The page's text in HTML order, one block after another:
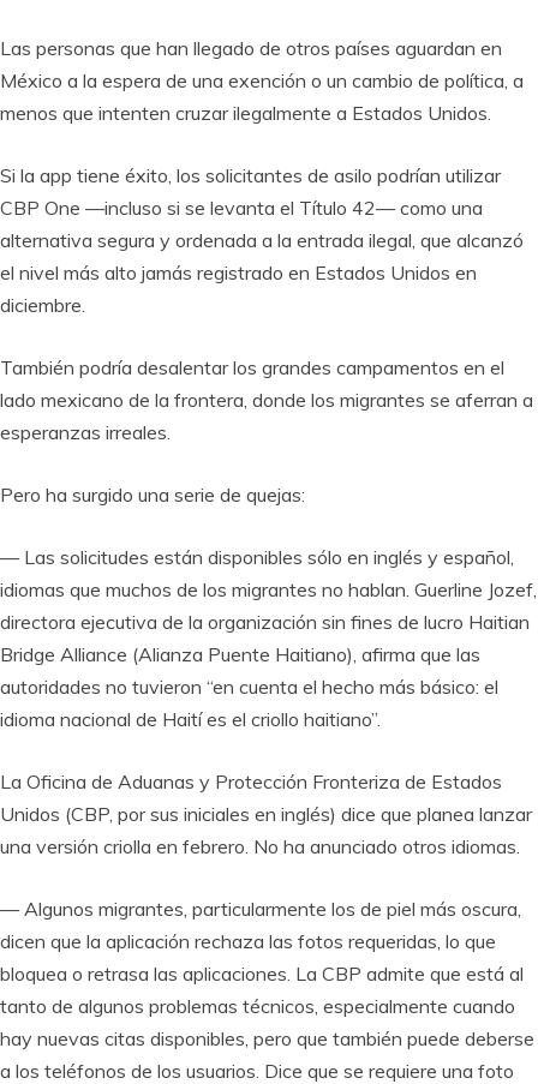
Las personas que han llegado de otros países aguardan en
México a la espera de una exención o un cambio de política, a
menos que intenten cruzar ilegalmente a Estados Unidos.
Si la app tiene éxito, los solicitantes de asilo podrían utilizar
CBP One —incluso si se levanta el Título 42— como una
alternativa segura y ordenada a la entrada ilegal, que alcanzó
el nivel más alto jamás registrado en Estados Unidos en
diciembre.
También podría desalentar los grandes campamentos en el
lado mexicano de la frontera, donde los migrantes se aferran a
esperanzas irreales.
Pero ha surgido una serie de quejas:
— Las solicitudes están disponibles sólo en inglés y español,
idiomas que muchos de los migrantes no hablan. Guerline Jozef,
directora ejecutiva de la organización sin fines de lucro Haitian
Bridge Alliance (Alianza Puente Haitiano), afirma que las
autoridades no tuvieron “en cuenta el hecho más básico: el
idioma nacional de Haití es el criollo haitiano”.
La Oficina de Aduanas y Protección Fronteriza de Estados
Unidos (CBP, por sus iniciales en inglés) dice que planea lanzar
una versión criolla en febrero. No ha anunciado otros idiomas.
— Algunos migrantes, particularmente los de piel más oscura,
dicen que la aplicación rechaza las fotos requeridas, lo que
bloquea o retrasa las aplicaciones. La CBP admite que está al
tanto de algunos problemas técnicos, especialmente cuando
hay nuevas citas disponibles, pero que también puede deberse
a los teléfonos de los usuarios. Dice que se requiere una foto